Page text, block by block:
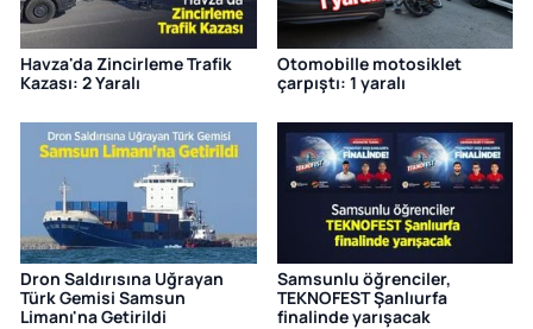
Havza'da Zincirleme Trafik
Kazası: 2 Yaralı
Otomobille motosiklet
çarpıştı: 1 yaralı
Dron Saldırısına Uğrayan
Türk Gemisi Samsun
Limanı'na Getirildi
Samsunlu öğrenciler,
TEKNOFEST Şanlıurfa
finalinde yarışacak